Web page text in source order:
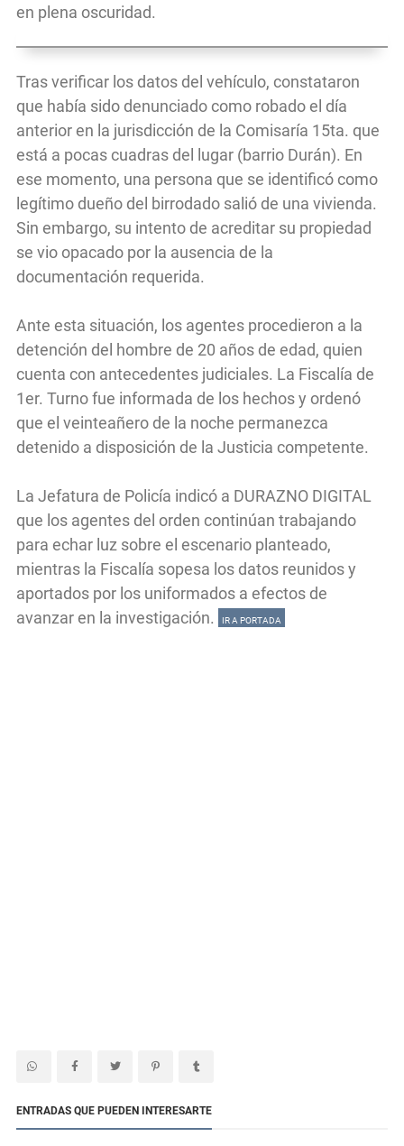
en plena oscuridad.
Tras verificar los datos del vehículo, constataron
que había sido denunciado como robado el día
anterior en la jurisdicción de la Comisaría 15ta. que
está a pocas cuadras del lugar (barrio Durán). En
ese momento, una persona que se identificó como
legítimo dueño del birrodado salió de una vivienda.
Sin embargo, su intento de acreditar su propiedad
se vio opacado por la ausencia de la
documentación requerida.
Ante esta situación, los agentes procedieron a la
detención del hombre de 20 años de edad, quien
cuenta con antecedentes judiciales. La Fiscalía de
1er. Turno fue informada de los hechos y ordenó
que el veinteañero de la noche permanezca
detenido a disposición de la Justicia competente.
La Jefatura de Policía indicó a DURAZNO DIGITAL
que los agentes del orden continúan trabajando
para echar luz sobre el escenario planteado,
mientras la Fiscalía sopesa los datos reunidos y
aportados por los uniformados a efectos de
avanzar en la investigación.
IR A PORTADA
ENTRADAS QUE PUEDEN INTERESARTE